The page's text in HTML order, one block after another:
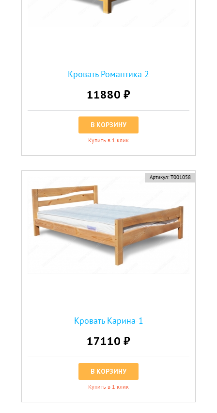
Кровать Романтика 2
11880 ₽
В КОРЗИНУ
Купить в 1 клик
Артикул: Т001058
Кровать Карина-1
17110 ₽
В КОРЗИНУ
Купить в 1 клик